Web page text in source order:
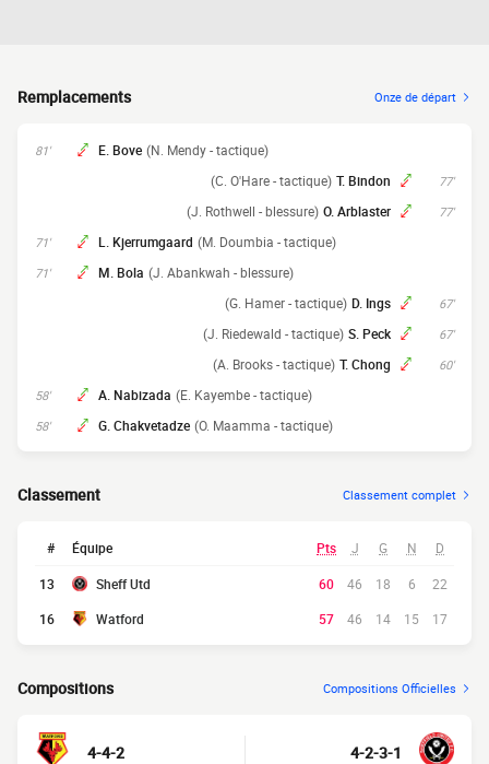
Remplacements Onze de départ
81' E. Bove (N. Mendy - tactique)
77'
T. Bindon
(C. O'Hare - tactique)
77'
O. Arblaster
(J. Rothwell - blessure)
71' L. Kjerrumgaard (M. Doumbia - tactique)
71' M. Bola (J. Abankwah - blessure)
67'
D. Ings
(G. Hamer - tactique)
67'
S. Peck
(J. Riedewald - tactique)
60'
T. Chong
(A. Brooks - tactique)
58' A. Nabizada (E. Kayembe - tactique)
58' G. Chakvetadze (O. Maamma - tactique)
Classement Classement complet
# Équipe Pts J G N D
13 Sheff Utd 60 46 18 6
22
16
Watford 57 46 14 15 17
Compositions Compositions Officielles
4-4-2 4-2-3-1